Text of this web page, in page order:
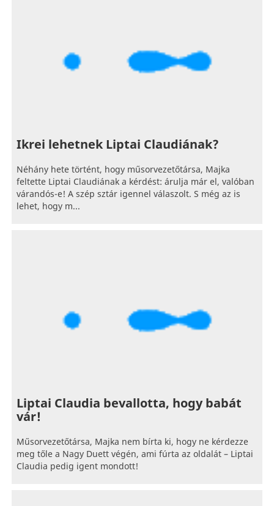
Ikrei lehetnek Liptai Claudiának?
Néhány hete történt, hogy műsorvezetőtársa, Majka
feltette Liptai Claudiának a kérdést: árulja már el, valóban
várandós-e! A szép sztár igennel válaszolt. S még az is
lehet, hogy m...
Liptai Claudia bevallotta, hogy babát
vár!
Műsorvezetőtársa, Majka nem bírta ki, hogy ne kérdezze
meg tőle a Nagy Duett végén, ami fúrta az oldalát – Liptai
Claudia pedig igent mondott!